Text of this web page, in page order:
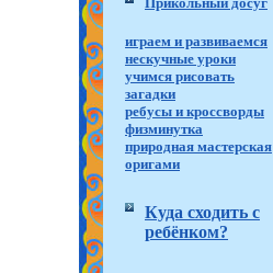
играем и развиваемся
нескучные уроки
учимся рисовать
загадки
ребусы и кроссворды
физминутка
природная мастерская
оригами
Куда сходить с
ребёнком?